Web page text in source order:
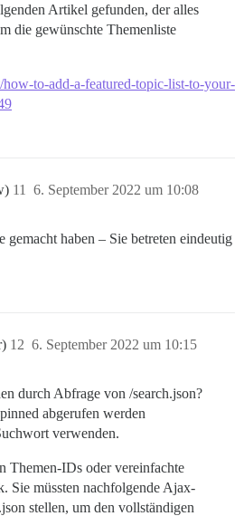
Artikel gefunden, der alles
die gewünschte Themenliste
how-to-add-a-featured-topic-list-to-your-
6. September 2022 um 10:08
11
gemacht haben – Sie betreten eindeutig
6. September 2022 um 10:15
12
durch Abfrage von /search.json?
abgerufen werden
verwenden.
Themen-IDs oder vereinfachte
Sie müssten nachfolgende Ajax-
stellen, um den vollständigen